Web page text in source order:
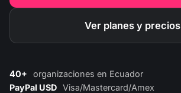
Ver planes y precios
40+
organizaciones en Ecuador
PayPal USD Visa/Mastercard/Amex